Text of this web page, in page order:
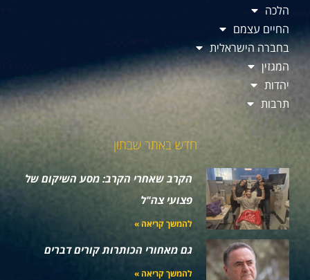
הלכה
החיים עצמם
בחברה הישראלית
המגזין
יהדות
תרבות
חדש באתר שבתון
הקרב שאחרי הקרב: מסע השיקום של
פצועי צה"ל
להמשך קריאה »
גם מאחורי הכותרות קורים דברים
להמשך קריאה »